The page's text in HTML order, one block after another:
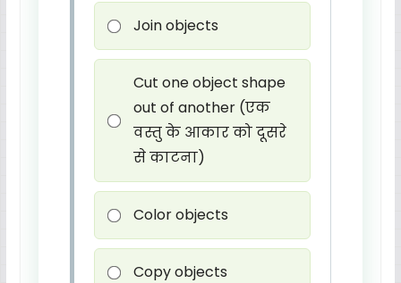
Join objects
Cut one object shape
out of another (एक
वस्तु के आकार को दूसरे
से काटना)
Color objects
Copy objects